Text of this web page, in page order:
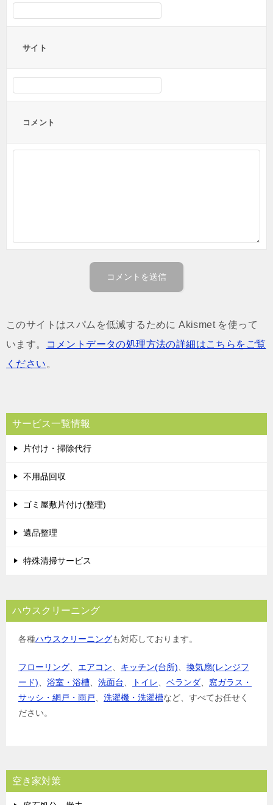
サイト
コメント
このサイトはスパムを低減するために Akismet を使って
います。
コメントデータの処理方法の詳細はこちらをご覧
ください 。
サービス一覧情報
片付け・掃除代行
不用品回収
ゴミ屋敷片付け(整理)
遺品整理
特殊清掃サービス
ハウスクリーニング
各種ハウスクリーニングも対応しております。
フローリング エアコン キッチン(台所)
換気扇(レンジフ
ード)
浴室・浴槽 洗面台 トイレ ベランダ
窓ガラス・
サッシ・網戸・雨戸
洗濯機・洗濯槽など、すべてお任せく
ださい。
空き家対策